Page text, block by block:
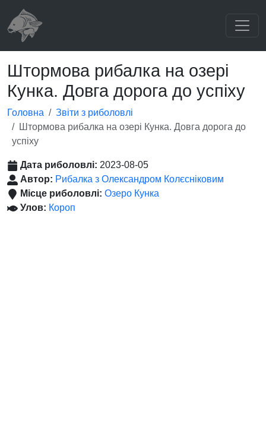
Штормова рибалка на озері
Кунка. Довга дорога до успіху
Головна
Звіти з риболовлі
Штормова рибалка на озері Кунка. Довга дорога до
успіху
Дата риболовлі: 2023-08-05
Автор: Рибалка з Олександром Колєсніковим
Місце риболовлі: Озеро Кунка
Улов: Короп